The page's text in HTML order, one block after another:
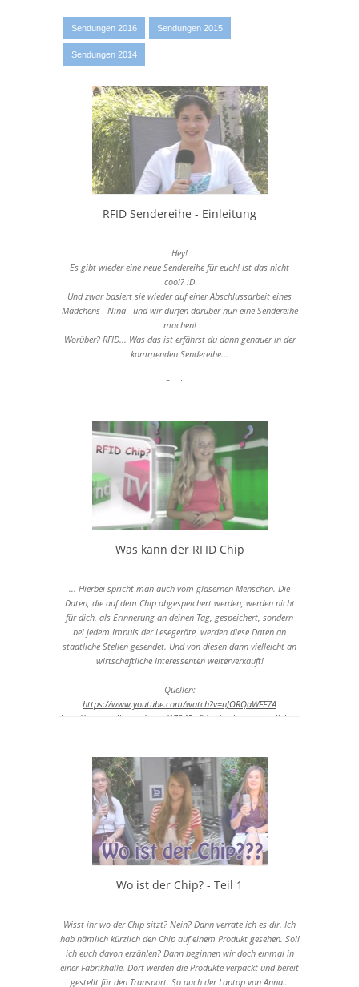
Originaldatei
0 MB
720p hohe Qualität
1280x720 - 82 MB
468p mittlere Qualität
832x468 - 55 MB
420p mittlere Qualität
748x420 - 45 MB
337p mittlere Qualität
600x337 - 30 MB
202p niedrige Qualität
360x202 - 19 MB
180p niedrige Qualität
320x180 - 16 MB
Sendungen 2016 Sendungen 2015
Sendungen 2014
RFID Sendereihe - Einleitung
Hey!
Es gibt wieder eine neue Sendereihe für euch! Ist das nicht
cool? :D
Und zwar basiert sie wieder auf einer Abschlussarbeit eines
Mädchens - Nina - und wir dürfen darüber nun eine Sendereihe
machen!
Worüber? RFID... Was das ist erfährst du dann genauer in der
kommenden Sendereihe...
Quellen:
http://agb-antigenozidbewegung.de/index.php?
option=com_content&view=article&id=83&Itemid=310
Was kann der RFID Chip
... Hierbei spricht man auch vom gläsernen Menschen. Die
Daten, die auf dem Chip abgespeichert werden, werden nicht
für dich, als Erinnerung an deinen Tag, gespeichert, sondern
bei jedem Impuls der Lesegeräte, werden diese Daten an
staatliche Stellen gesendet. Und von diesen dann vielleicht an
wirtschaftliche Interessenten weiterverkauft!
Quellen:
https://www.youtube.com/watch?v=nJORQaWFF7A
http://www.gulli.com/news/17945-rfid-chips-im-menschlichen-
Wo ist der Chip? - Teil 1
Wisst ihr wo der Chip sitzt? Nein? Dann verrate ich es dir. Ich
hab nämlich kürzlich den Chip auf einem Produkt gesehen. Soll
ich euch davon erzählen? Dann beginnen wir doch einmal in
einer Fabrikhalle. Dort werden die Produkte verpackt und bereit
gestellt für den Transport. So auch der Laptop von Anna…